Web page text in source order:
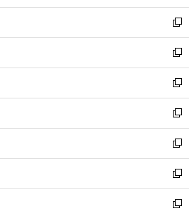
開
く
ウ
で
開
く
ン
ド
ウ
で
開
く
新
し
い
ウ
ィ
ン
ド
ウ
で
開
く
新
し
い
ウ
ィ
ン
ド
ウ
で
開
く
新
し
い
ウ
ィ
ン
ド
ウ
で
新
し
い
ウ
ィ
ン
ド
新
し
い
ウ
ィ
新
し
い
新